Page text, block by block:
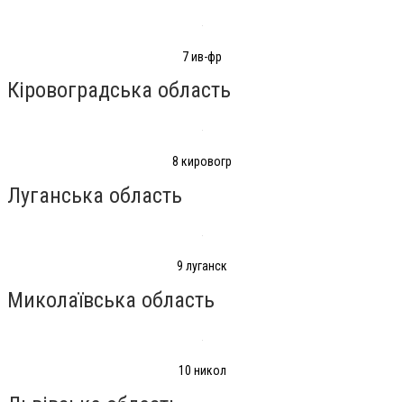
7 ив-фр
Кіровоградська область
8 кировогр
Луганська область
9 луганск
Миколаївська область
10 никол